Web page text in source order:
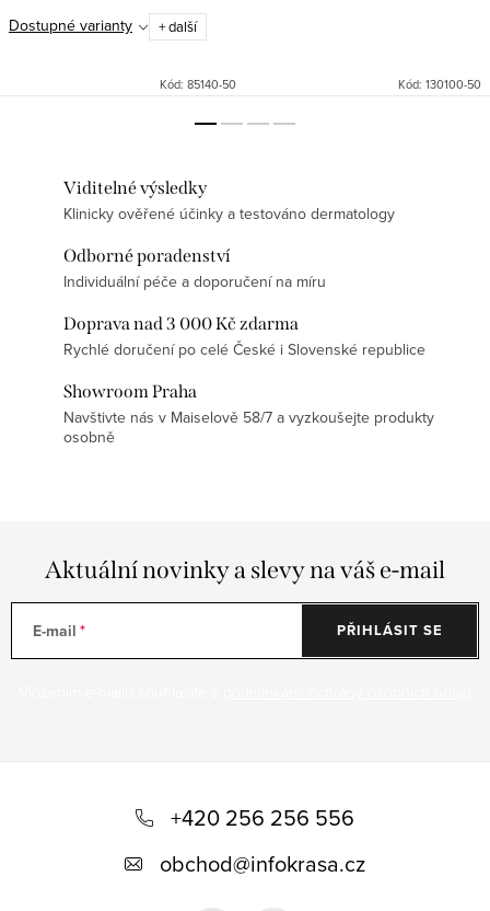
Dostupné varianty
+ další
Kód: 85140-50 Kód: 130100-50
Viditelné výsledky
Klinicky ověřené účinky a testováno dermatology
Odborné poradenství
Individuální péče a doporučení na míru
Doprava nad 3 000 Kč zdarma
Rychlé doručení po celé České i Slovenské republice
Showroom Praha
Navštivte nás v Maiselově 58/7 a vyzkoušejte produkty
osobně
Aktuální novinky a slevy na váš e-mail
E-mail PŘIHLÁSIT SE
+420 256 256 556
obchod@infokrasa.cz